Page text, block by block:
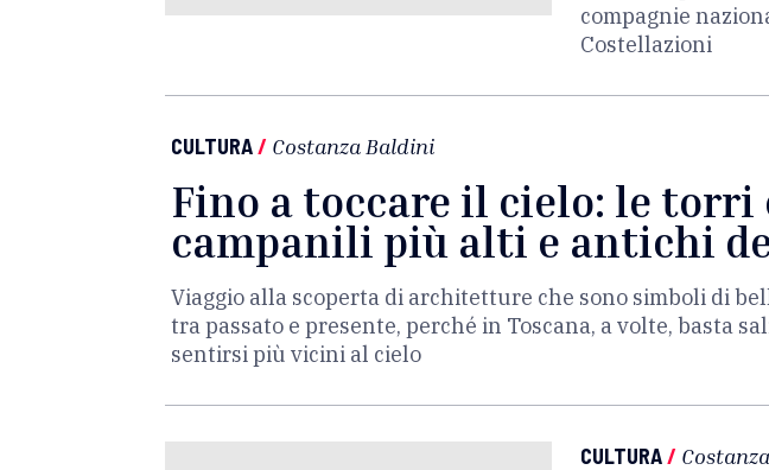
compagnie
Costellazioni
CULTURA/ Costanza Baldini
Fino a toccare il cielo: le torri
campanili più alti e antichi
Viaggio alla scoperta di architetture che sono simboli di
tra passato e presente, perché in Toscana, a volte, basta
sentirsi più vicini al cielo
CULTURA/